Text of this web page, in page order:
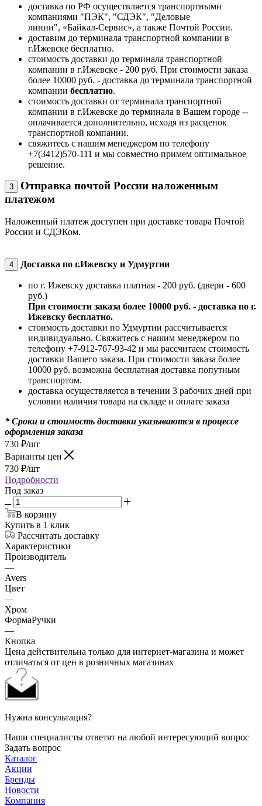
доставка по РФ осуществляется транспортными
компаниями "ПЭК", "СДЭК", "Деловые
линии", «Байкал-Сервис», а также Почтой России.
доставим до терминала транспортной компании в
г.Ижевске бесплатно.
стоимость доставки до терминала транспортной
компании в г.Ижевске - 200 руб. При стоимости заказа
более 10000 руб. - доставка до терминала транспортной
компании бесплатно.
стоимость доставки от терминала транспортной
компании в г.Ижевске до терминала в Вашем городе --
оплачивается дополнительно, исходя из расценок
транспортной компании.
свяжитесь с нашим менеджером по телефону
+7(3412)570-111 и мы совместно примем оптимальное
решение.
3
Отправка почтой России наложенным
платежом
Наложенный платеж доступен при доставке товара Почтой
России и СДЭКом.
4 Доставка по г.Ижевску и Удмуртии
по г. Ижевску доставка платная - 200 руб. (двери - 600
руб.)
При стоимости заказа более 10000 руб. - доставка по г.
Ижевску бесплатно.
стоимость доставки по Удмуртии рассчитывается
индивидуально. Свяжитесь с нашим менеджером по
телефону +7-912-767-93-42 и мы рассчитаем стоимость
доставки Вашего заказа. При стоимости заказа более
10000 руб. возможна бесплатная доставка попутным
транспортом.
доставка осуществляется в течении 3 рабочих дней при
условии наличия товара на складе и оплате заказа
* Сроки и стоимость доставки указываются в процессе
оформления заказа
730 ₽/шт
Варианты цен
730 ₽/шт
Подробности
Под заказ
В корзину
Купить в 1 клик
Рассчитать доставку
Характеристики
Производитель
—
Avers
Цвет
—
Хром
ФормаРучки
—
Кнопка
Цена действительна только для интернет-магазина и может
отличаться от цен в розничных магазинах
Нужна консультация?
Наши специалисты ответят на любой интересующий вопрос
Задать вопрос
Каталог
Акции
Бренды
Новости
Компания